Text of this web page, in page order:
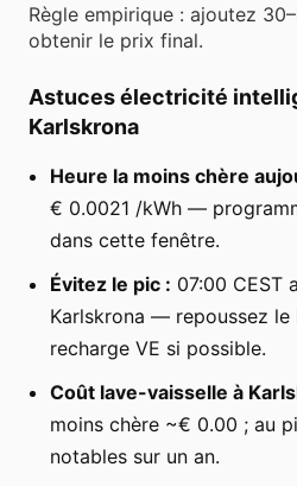
Règle empirique : ajoutez
obtenir le prix final.
Astuces électricité
Karlskrona
Heure la moins chère
€ 0.0021 /kWh —
dans cette fenêtre.
Évitez le pic : 07:00 CEST
Karlskrona — repoussez le
recharge VE si possible.
Coût lave-vaisselle à
moins chère ~€ 0.00 ; au
notables sur un an.